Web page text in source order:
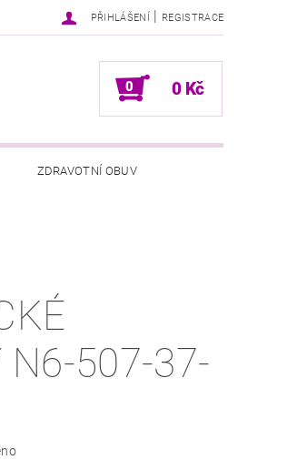
PŘIHLÁŠENÍ | REGISTRACE
0 0 Kč
ZDRAVOTNÍ OBUV
N6-507-37-